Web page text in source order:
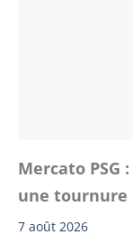
Mercato PSG
une
7 août 2026